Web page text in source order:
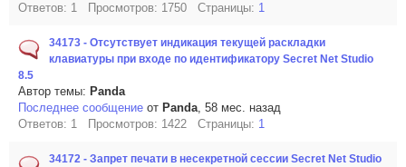
Ответов: 1 Просмотров: 1750 Страницы: 1
34173 - Отсутствует индикация текущей раскладки
клавиатуры при входе по идентификатору Secret Net Studio
8.5
Автор темы: Panda
Последнее сообщение от Panda, 58 мес. назад
Ответов: 1 Просмотров: 1422 Страницы: 1
34172 - Запрет печати в несекретной сессии Secret Net Studio